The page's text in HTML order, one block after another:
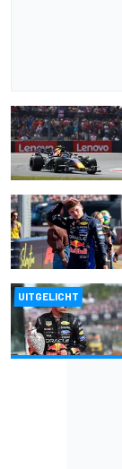
UITGELICHT